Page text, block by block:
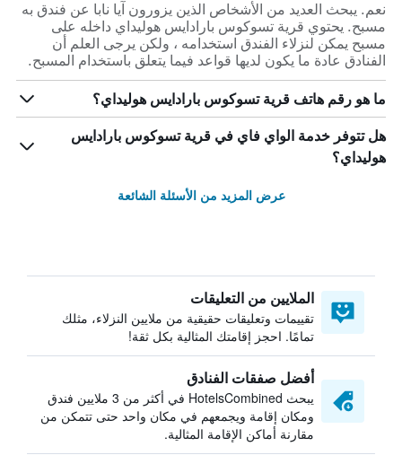
نعم. يبحث العديد من الأشخاص الذين يزورون آيا نابا عن فندق به
مسبح. يحتوي قرية تسوكوس بارادايس هوليداي داخله على
مسبح يمكن لنزلاء الفندق استخدامه ، ولكن يرجى العلم أن
الفنادق عادة ما يكون لديها قواعد فيما يتعلق باستخدام المسبح.
ما هو رقم هاتف قرية تسوكوس بارادايس هوليداي؟
هل تتوفر خدمة الواي فاي في قرية تسوكوس بارادايس
هوليداي؟
عرض المزيد من الأسئلة الشائعة
الملايين من التعليقات
تقييمات وتعليقات حقيقية من ملايين النزلاء، مثلك
تمامًا. احجز إقامتك المثالية بكل ثقة!
أفضل صفقات الفنادق
يبحث HotelsCombined في أكثر من 3 ملايين فندق
ومكان إقامة ويجمعهم في مكان واحد حتى تتمكن من
مقارنة أماكن الإقامة المثالية.